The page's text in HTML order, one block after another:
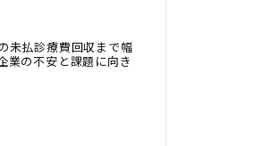
未払診療費回収まで幅
業の不安と課題に向き